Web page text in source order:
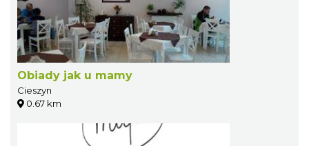
Obiady jak u mamy
Cieszyn
0.67 km